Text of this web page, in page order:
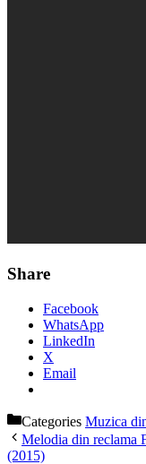
Share
Facebook
WhatsApp
LinkedIn
X
Email
Categories Muzica
Melodia din reclama
(2015)